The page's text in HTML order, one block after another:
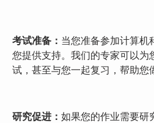
考试准备： 当您准备参加计算机
您提供支持。我们的专家可以为
试，甚至与您一起复习，帮助您
研究促进： 如果您的作业需要研